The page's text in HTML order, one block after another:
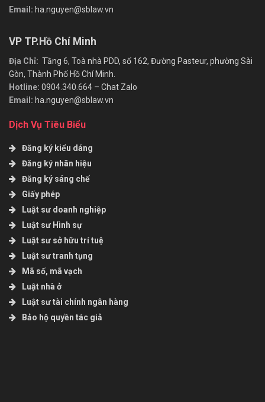
Email: ha.nguyen@sblaw.vn
VP TP.Hồ Chí Minh
Địa Chỉ: Tầng 6, Toà nhà PDD, số 162, Đường Pasteur, phường Sài
Gòn, Thành Phố Hồ Chí Minh.
Hotline: 0904.340.664 – Chat Zalo
Email: ha.nguyen@sblaw.vn
Dịch Vụ Tiêu Biểu
Đăng ký kiểu dáng
Đăng ký nhãn hiệu
Đăng ký sáng chế
Giấy phép
Luật sư doanh nghiệp
Luật sư Hình sự
Luật sư sở hữu trí tuệ
Luật sư tranh tụng
Mã số, mã vạch
Luật nhà ở
Luật sư tài chính ngân hàng
Bảo hộ quyền tác giả